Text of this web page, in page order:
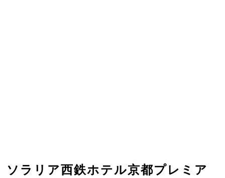
ソラリア西鉄ホテル京都プレミア